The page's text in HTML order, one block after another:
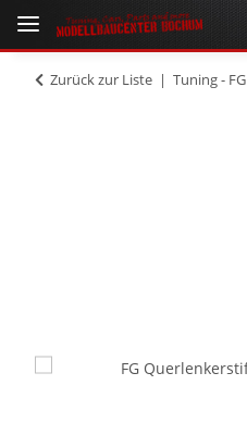
Zurück zur Liste Tuning - FG